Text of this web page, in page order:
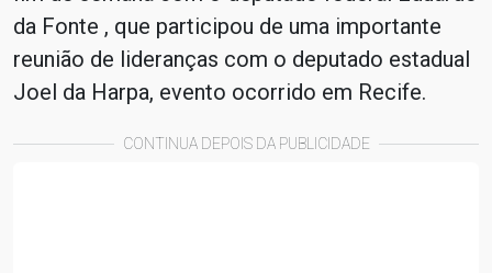
da Fonte , que participou de uma importante
reunião de lideranças com o deputado estadual
Joel da Harpa, evento ocorrido em Recife.
CONTINUA DEPOIS DA PUBLICIDADE